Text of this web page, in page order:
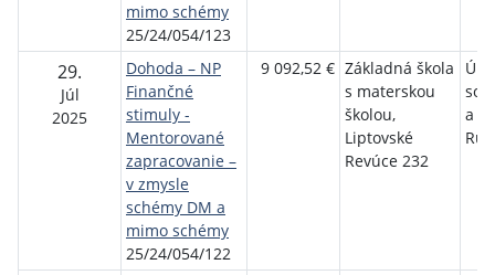
mimo schémy
25/24/054/123
29.
Júl
2025
Dohoda – NP
Finančné
stimuly -
Mentorované
zapracovanie –
v zmysle
schémy DM a
mimo schémy
25/24/054/122
9 092,52 € Základná škola
s materskou
školou,
Liptovské
Revúce 232
a